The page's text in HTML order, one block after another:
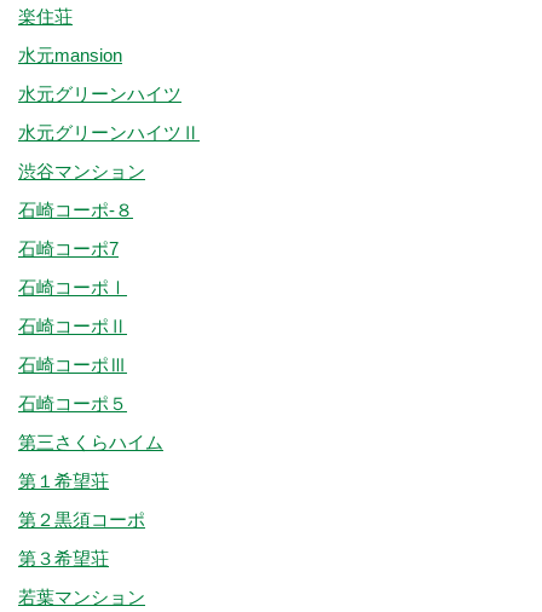
楽住荘
水元mansion
水元グリーンハイツ
水元グリーンハイツⅡ
渋谷マンション
石崎コーポ-８
石崎コーポ7
石崎コーポⅠ
石崎コーポⅡ
石崎コーポⅢ
石崎コーポ５
第三さくらハイム
第１希望荘
第２黒須コーポ
第３希望荘
若葉マンション